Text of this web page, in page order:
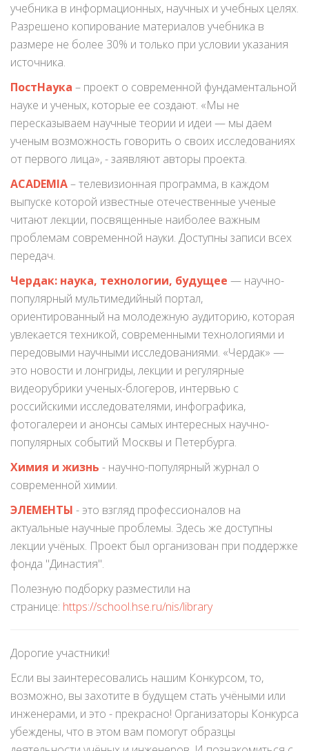
учебника в информационных, научных и учебных целях.
Разрешено копирование материалов учебника в
размере не более 30% и только при условии указания
источника.
ПостНаука – проект о современной фундаментальной
науке и ученых, которые ее создают. «Мы не
пересказываем научные теории и идеи — мы даем
ученым возможность говорить о своих исследованиях
от первого лица», - заявляют авторы проекта.
ACADEMIA– телевизионная программа, в каждом
выпуске которой известные отечественные ученые
читают лекции, посвященные наиболее важным
проблемам современной науки. Доступны записи всех
передач.
Чердак: наука, технологии, будущее — научно-
популярный мультимедийный портал,
ориентированный на молодежную аудиторию, которая
увлекается техникой, современными технологиями и
передовыми научными исследованиями. «Чердак» —
это новости и лонгриды, лекции и регулярные
видеорубрики ученых-блогеров, интервью с
российскими исследователями, инфографика,
фотогалереи и анонсы самых интересных научно-
популярных событий Москвы и Петербурга.
Химия и жизнь - научно-популярный журнал о
современной химии.
ЭЛЕМЕНТЫ - это взгляд профессионалов на
актуальные научные проблемы. Здесь же доступны
лекции учёных. Проект был организован при поддержке
фонда "Династия".
Полезную подборку разместили на
странице: https://school.hse.ru/nis/library
Дорогие участники!
Если вы заинтересовались нашим Конкурсом, то,
возможно, вы захотите в будущем стать учёными или
инженерами, и это - прекрасно! Организаторы Конкурса
убеждены, что в этом вам помогут образцы